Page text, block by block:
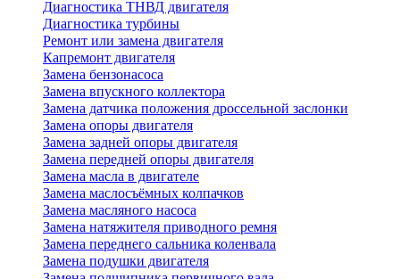
Диагностика ТНВД двигателя
Диагностика турбины
Ремонт или замена двигателя
Капремонт двигателя
Замена бензонасоса
Замена впускного коллектора
Замена датчика положения дроссельной заслонки
Замена опоры двигателя
Замена задней опоры двигателя
Замена передней опоры двигателя
Замена масла в двигателе
Замена маслосъёмных колпачков
Замена масляного насоса
Замена натяжителя приводного ремня
Замена переднего сальника коленвала
Замена подушки двигателя